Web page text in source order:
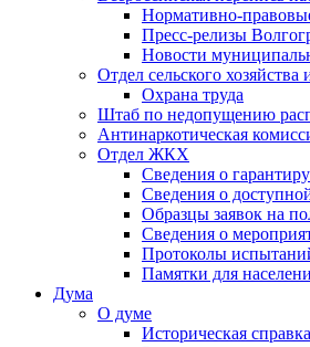
Нормативно-
Пресс-релизы
Новости
Отдел сельского хозяйства
Охрана труда
Штаб по недопущению
Антинаркотическая
Отдел ЖКХ
Сведения о
Сведения о
Образцы заявок на
Сведения о
Протоколы
Памятки для
Дума
О думе
Историческая справка